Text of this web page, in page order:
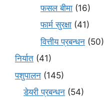
फसल बीमा (16)
फार्म सुरक्षा (41)
वित्तीय प्रबन्धन (50)
निर्यात (41)
पशुपालन (145)
डेयरी प्रबन्धन (54)